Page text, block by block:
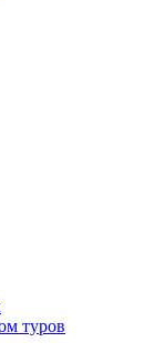
туров